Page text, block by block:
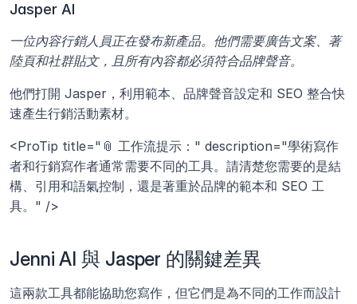
Jasper AI
一位內容行銷人員正在發布新產品。他們需要廣告文案、著
陸頁和社群貼文，且所有內容都必須符合品牌聲音。
他們打開 Jasper，利用範本、品牌聲音設定和 SEO 整合快
速產生行銷活動素材。
<ProTip title="📎 工作流提示：" description="學術寫作
者和行銷寫作者通常需要不同的工具。請清楚您需要的是結
構、引用和語氣控制，還是著重於品牌的範本和 SEO 工
具。" />
Jenni AI 與 Jasper 的關鍵差異
這兩款工具都能協助您寫作，但它們是為不同的工作而設計